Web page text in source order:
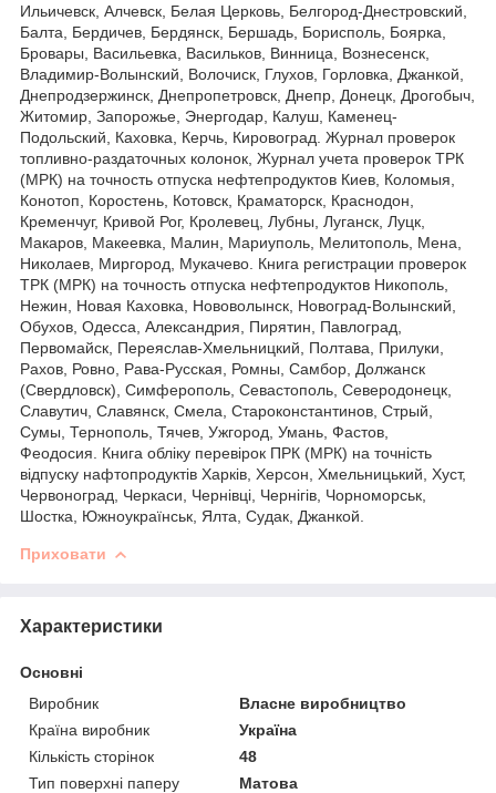
Ильичевск, Алчевск, Белая Церковь, Белгород-Днестровский,
Балта, Бердичев, Бердянск, Бершадь, Борисполь, Боярка,
Бровары, Васильевка, Васильков, Винница, Вознесенск,
Владимир-Волынский, Волочиск, Глухов, Горловка, Джанкой,
Днепродзержинск, Днепропетровск, Днепр, Донецк, Дрогобыч,
Житомир, Запорожье, Энергодар, Калуш, Каменец-
Подольский, Каховка, Керчь, Кировоград. Журнал проверок
топливно-раздаточных колонок, Журнал учета проверок ТРК
(МРК) на точность отпуска нефтепродуктов Киев, Коломыя,
Конотоп, Коростень, Котовск, Краматорск, Краснодон,
Кременчуг, Кривой Рог, Кролевец, Лубны, Луганск, Луцк,
Макаров, Макеевка, Малин, Мариуполь, Мелитополь, Мена,
Николаев, Миргород, Мукачево. Книга регистрации проверок
ТРК (МРК) на точность отпуска нефтепродуктов Никополь,
Нежин, Новая Каховка, Нововолынск, Новоград-Волынский,
Обухов, Одесса, Александрия, Пирятин, Павлоград,
Первомайск, Переяслав-Хмельницкий, Полтава, Прилуки,
Рахов, Ровно, Рава-Русская, Ромны, Самбор, Должанск
(Свердловск), Симферополь, Севастополь, Северодонецк,
Славутич, Славянск, Смела, Староконстантинов, Стрый,
Сумы, Тернополь, Тячев, Ужгород, Умань, Фастов,
Феодосия. Книга обліку перевірок ПРК (МРК) на точність
відпуску нафтопродуктів Харків, Херсон, Хмельницький, Хуст,
Червоноград, Черкаси, Чернівці, Чернігів, Чорноморськ,
Шостка, Южноукраїнськ, Ялта, Судак, Джанкой.
Приховати
Характеристики
Основні
Виробник
Власне виробництво
Країна виробник
Україна
Кількість сторінок
48
Тип поверхні паперу
Матова